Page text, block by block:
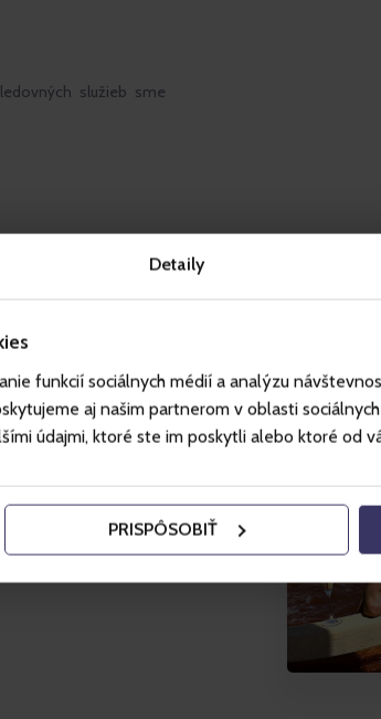
Detaily
funkcií sociálnych médií a analýzu
aj našim partnerom v oblasti
údajmi, ktoré ste im poskytli alebo ktoré od
PRISPÔSOBIŤ
služieb sme